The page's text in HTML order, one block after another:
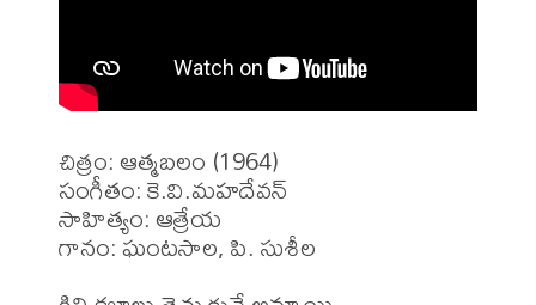
చిత్రం: ఆత్మబలం (1964)
సంగీతం: కె.వి.మహదేవన్
సాహిత్యం: ఆత్రేయ
గానం: ఘంటసాల, పి. సుశీల